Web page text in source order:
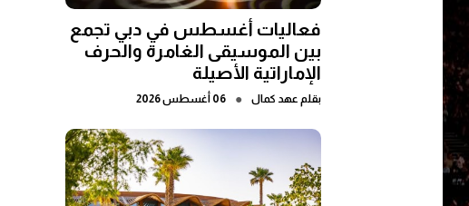
فعاليات أغسطس في دبي تجمع
بين الموسيقى الغامرة والحرف
الإماراتية الأصيلة
بقلم عهد كمال ● 06 أغسطس 2026